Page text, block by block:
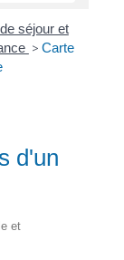
séjour et
> Carte
d'un
et